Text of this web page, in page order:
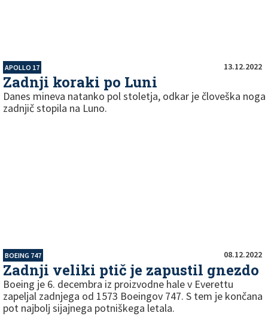
APOLLO 17 13.12.2022
Zadnji koraki po Luni
Danes mineva natanko pol stoletja, odkar je človeška noga
zadnjič stopila na Luno.
BOEING 747 08.12.2022
Zadnji veliki ptič je zapustil gnezdo
Boeing je 6. decembra iz proizvodne hale v Everettu
zapeljal zadnjega od 1573 Boeingov 747. S tem je končana
pot najbolj sijajnega potniškega letala.